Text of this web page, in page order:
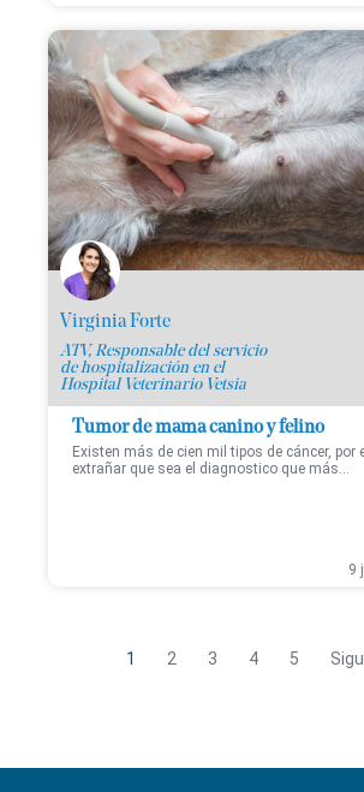
Virginia Forte
ATV, Responsable del servicio
de hospitalización en el
Hospital Veterinario Vetsia
Tumor de mama canino y felino
Existen más de cien mil tipos de cáncer, por
extrañar que sea el diagnostico que más...
9
1 2 3 4 5